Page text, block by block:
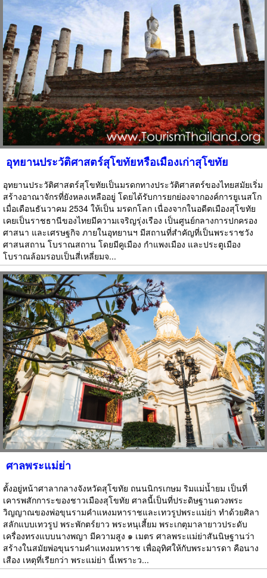
อุทยานประวัติศาสตร์สุโขทัยหรือเมืองเก่าสุโขทัย
อุทยานประวัติศาสตร์สุโขทัยเป็นมรดกทางประวัติศาสตร์ของไทยสมัยเริ่ม
สร้างอาณาจักรที่ยังหลงเหลืออยู่ โดยได้รับการยกย่องจากองค์การยูเนสโก
เมื่อเดือนธันวาคม 2534 ให้เป็น มรดกโลก เนื่องจากในอดีตเมืองสุโขทัย
เคยเป็นราชธานีของไทยมีความเจริญรุ่งเรือง เป็นศูนย์กลางการปกครอง
ศาสนา และเศรษฐกิจ ภายในอุทยานฯ มีสถานที่สำคัญที่เป็นพระราชวัง
ศาสนสถาน โบราณสถาน โดยมีคูเมือง กำแพงเมือง และประตูเมือง
โบราณล้อมรอบเป็นสี่เหลี่ยมจ...
ศาลพระแม่ย่า
ตั้งอยู่หน้าศาลากลางจังหวัดสุโขทัย ถนนนิกรเกษม ริมแม่น้ำยม เป็นที่
เคารพสักการะของชาวเมืองสุโขทัย ศาลนี้เป็นที่ประดิษฐานดวงพระ
วิญญาณของพ่อขุนรามคำแหงมหาราชและเทวรูปพระแม่ย่า ทำด้วยศิลา
สลักแบบเทวรูป พระพักตร์ยาว พระหนุเสี้ยม พระเกตุมาลายาวประดับ
เครื่องทรงแบบนางพญา มีความสูง ๑ เมตร ศาลพระแม่ย่าสันนิษฐานว่า
สร้างในสมัยพ่อขุนรามคำแหงมหาราช เพื่ออุทิศให้กับพระมารดา คือนาง
เสือง เหตุที่เรียกว่า พระแม่ย่า นี้เพราะว...